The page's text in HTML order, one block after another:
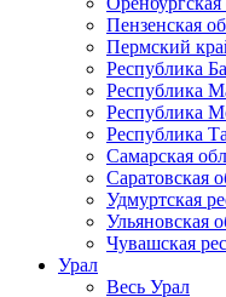
Пензенская
Пермский
Республика
Республика
Республика
Республика
Самарская
Саратовская
Удмуртская
Ульяновская
Чувашская
Урал
Весь Урал